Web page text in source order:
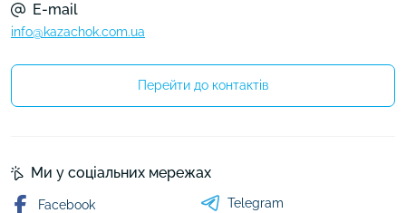
E-mail
info@kazachok.com.ua
Перейти до контактів
Ми у соціальних мережах
Facebook
Telegram